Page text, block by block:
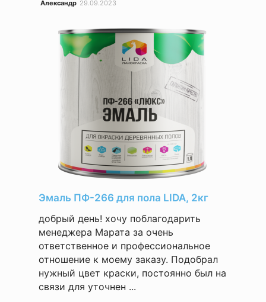
Александр 29.09.2023
Эмаль ПФ-266 для пола LIDA, 2кг
добрый день! хочу поблагодарить
менеджера Марата за очень
ответственное и профессиональное
отношение к моему заказу. Подобрал
нужный цвет краски, постоянно был на
связи для уточнен ...